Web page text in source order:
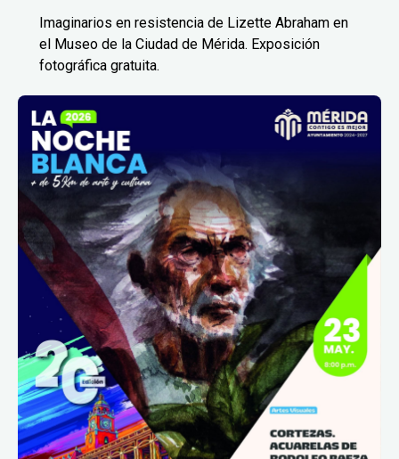
Imaginarios en resistencia de Lizette Abraham en
el Museo de la Ciudad de Mérida. Exposición
fotográfica gratuita.